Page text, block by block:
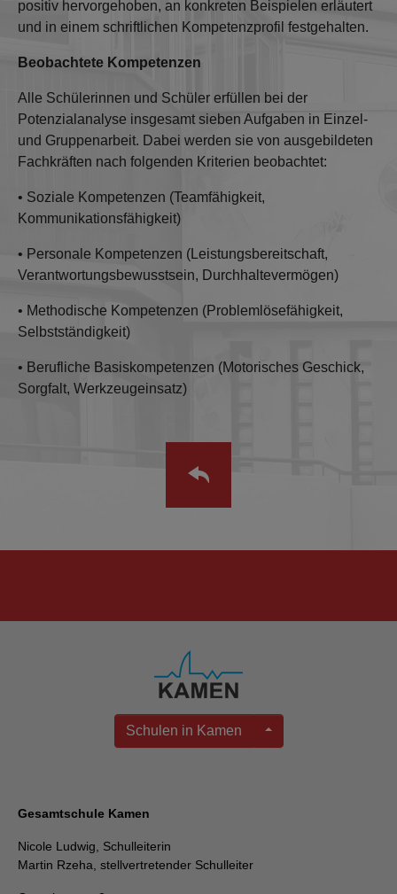
positiv hervorgehoben, an konkreten Beispielen erläutert
und in einem schriftlichen Kompetenzprofil festgehalten.
Beobachtete Kompetenzen
Alle Schülerinnen und Schüler erfüllen bei der
Potenzialanalyse insgesamt sieben Aufgaben in Einzel‐
und Gruppenarbeit. Dabei werden sie von ausgebildeten
Fachkräften nach folgenden Kriterien beobachtet:
• Soziale Kompetenzen (Teamfähigkeit,
Kommunikationsfähigkeit)
• Personale Kompetenzen (Leistungsbereitschaft,
Verantwortungsbewusstsein, Durchhaltevermögen)
• Methodische Kompetenzen (Problemlösefähigkeit,
Selbstständigkeit)
• Berufliche Basiskompetenzen (Motorisches Geschick,
Sorgfalt, Werkzeugeinsatz)
Schulen in Kamen
Gesamtschule Kamen
Nicole Ludwig, Schulleiterin
Martin Rzeha, stellvertretender Schulleiter